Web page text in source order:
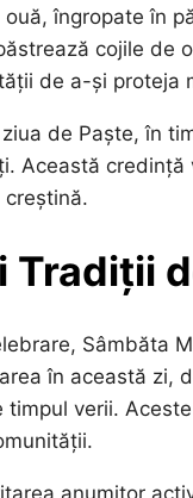
îngropate în
cojile de
de a-și proteja
de Paște, în
Această
Sâmbăta
în această zi,
timpul verii.